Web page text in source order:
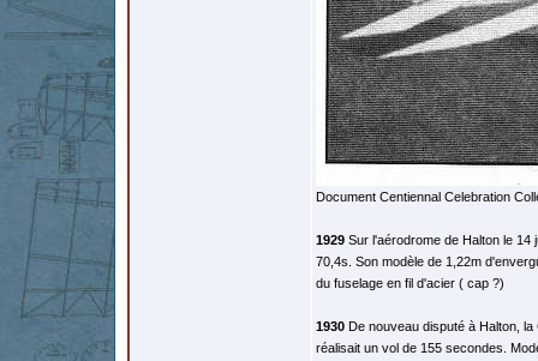
Document Centiennal Celebration
1929 Sur l'aérodrome de Halton le
70,4s. Son modèle de 1,22m
du fuselage en fil d'acier ( cap ?)
1930 De nouveau disputé à Halton,
réalisait un vol de 155 secondes.